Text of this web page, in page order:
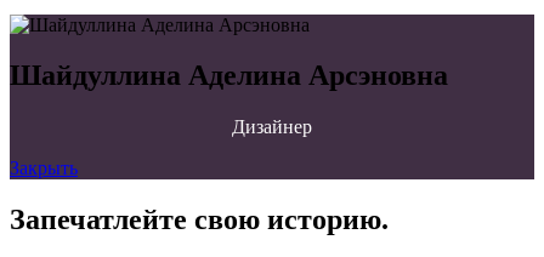
Шайдуллина Аделина Арсэновна
Дизайнер
Закрыть
Запечатлейте свою историю.